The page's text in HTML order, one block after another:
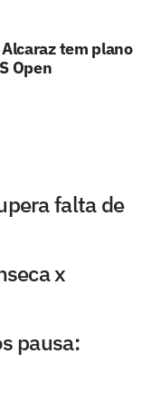
tem plano
Open
falta de
x
pausa: